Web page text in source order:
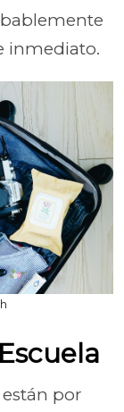
inmediato.
por